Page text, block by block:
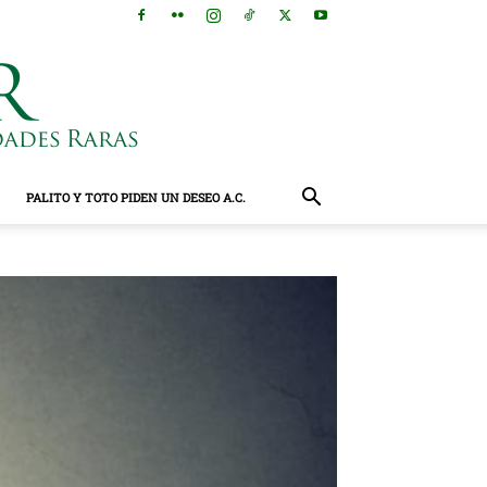
PALITO Y TOTO PIDEN UN DESEO A.C.